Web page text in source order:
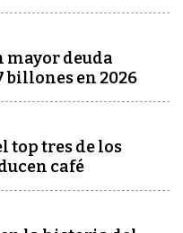
mayor deuda
billones en 2026
top tres de los
café